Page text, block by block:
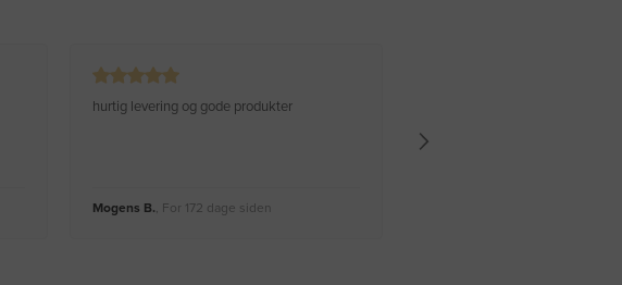
hurtig levering og gode produkter
Mogens B., For 172 dage siden